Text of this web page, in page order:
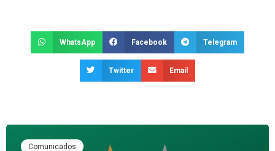
WhatsApp Facebook Telegram
Twitter Email
Comunicados